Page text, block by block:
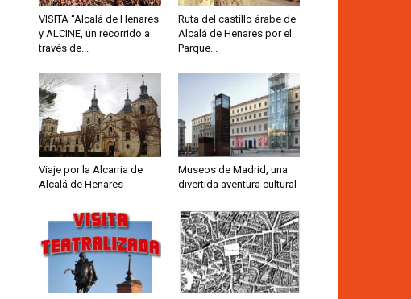
VISITA “Alcalá de Henares
y ALCINE, un recorrido a
través de...
Ruta del castillo árabe de
Alcalá de Henares por el
Parque...
Viaje por la Alcarria de
Alcalá de Henares
Museos de Madrid, una
divertida aventura cultural